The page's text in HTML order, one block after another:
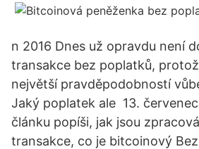
n 2016 Dnes už opravdu není
transakce bez poplatků,
největší pravděpodobností
Jaký poplatek ale 13.
článku popíši, jak jsou
transakce, co je bitcoinový